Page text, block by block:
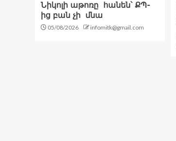
Նիկոլի աթոռը հանեն՝ ՔՊ-
ից բան չի մնա
05/08/2026 infomitk@gmail.com